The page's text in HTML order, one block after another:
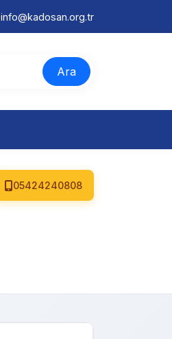
info@kadosan.org.tr
Ara
05424240808